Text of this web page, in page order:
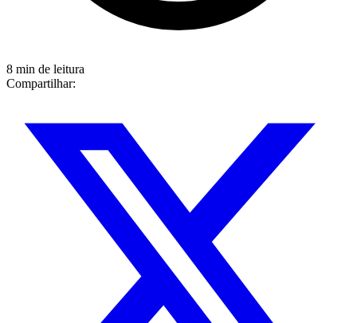
8 min de leitura
Compartilhar: